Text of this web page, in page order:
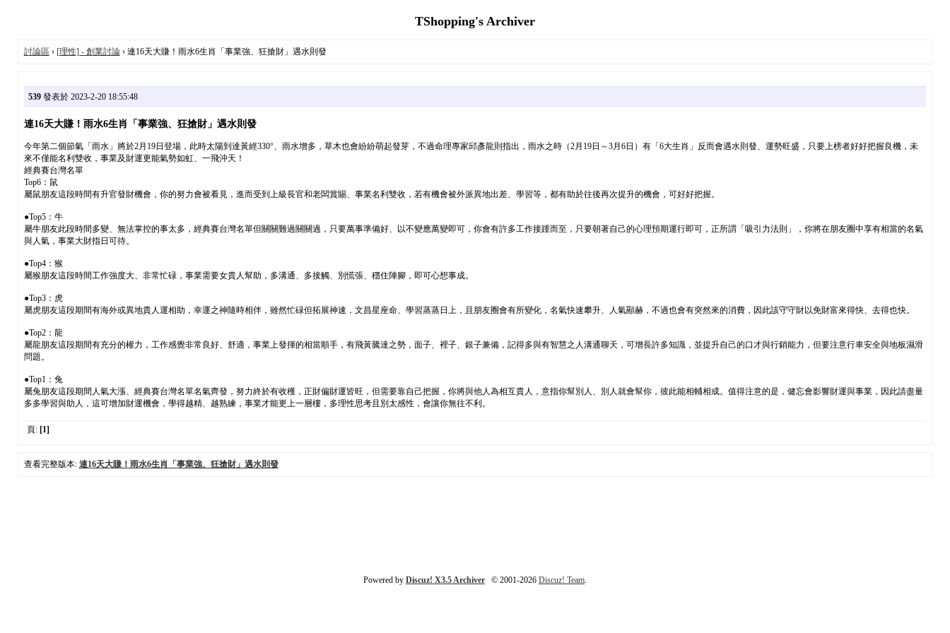
TShopping's Archiver
討論區 › [理性] - 創業討論› 連16天大賺！雨水6生肖「事業強、狂搶財」遇水則發
539發表於 2023-2-20 18:55:48
連16天大賺！雨水6生肖「事業強、狂搶財」遇水則發
今年第二個節氣「雨水」將於2月19日登場，此時太陽到達黃經330°、雨水增多，草木也會紛紛萌起發芽，不過命理專家邱彥龍則指出，雨水之時（2月19日～3月6日）有「6大生肖」反而會遇水則發、運勢旺盛，只要上榜者好好把握良機，未
來不僅能名利雙收，事業及財運更能氣勢如虹、一飛沖天！
經典賽台灣名單
Top6：鼠
屬鼠朋友這段時間有升官發財機會，你的努力會被看見，進而受到上級長官和老闆賞賜、事業名利雙收，若有機會被外派異地出差、學習等，都有助於往後再次提升的機會，可好好把握。
●Top5：牛
屬牛朋友此段時間多變、無法掌控的事太多，經典賽台灣名單但關關難過關關過，只要萬事準備好、以不變應萬變即可，你會有許多工作接踵而至，只要朝著自己的心理預期運行即可，正所謂「吸引力法則」，你將在朋友圈中享有相當的名氣
與人氣，事業大財指日可待。
●Top4：猴
屬猴朋友這段時間工作強度大、非常忙碌，事業需要女貴人幫助，多溝通、多接觸、別慌張、穩住陣腳，即可心想事成。
●Top3：虎
屬虎朋友這段期間有海外或異地貴人運相助，幸運之神隨時相伴，雖然忙碌但拓展神速，文昌星座命、學習蒸蒸日上，且朋友圈會有所變化，名氣快速攀升、人氣顯赫，不過也會有突然來的消費，因此該守守財以免財富來得快、去得也快。
●Top2：龍
屬龍朋友這段期間有充分的權力，工作感覺非常良好、舒適，事業上發揮的相當順手，有飛黃騰達之勢，面子、裡子、銀子兼備，記得多與有智慧之人溝通聊天，可增長許多知識，並提升自己的口才與行銷能力，但要注意行車安全與地板濕滑
問題。
●Top1：兔
屬兔朋友這段期間人氣大漲、經典賽台灣名單名氣齊發，努力終於有收穫，正財偏財運皆旺，但需要靠自己把握，你將與他人為相互貴人，意指你幫別人、別人就會幫你，彼此能相輔相成。值得注意的是，健忘會影響財運與事業，因此請盡量
多多學習與助人，這可增加財運機會，學得越精、越熟練，事業才能更上一層樓，多理性思考且別太感性，會讓你無往不利。
頁: [1]
查看完整版本: 連16天大賺！雨水6生肖「事業強、狂搶財」遇水則發
Powered by Discuz! X3.5 Archiver © 2001-2026 Discuz! Team.